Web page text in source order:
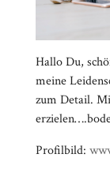
Hallo Du,
meine
zum Detail.
Profilbild: